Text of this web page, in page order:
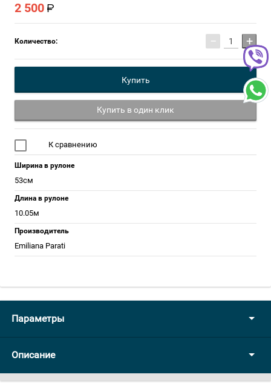
2 500
Количество: − +
Купить
Купить в один клик
К сравнению
Ширина в рулоне
53см
Длина в рулоне
10.05м
Производитель
Emiliana Parati
Параметры
Описание